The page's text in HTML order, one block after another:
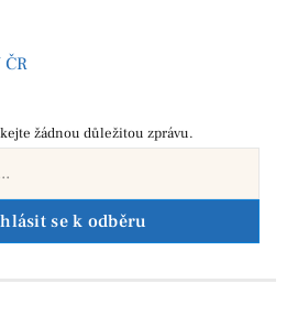
ČR
žádnou důležitou zprávu.
se k odběru